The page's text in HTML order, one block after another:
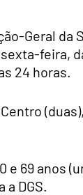
Geral da
feira,
24 horas.
69 anos
DGS.